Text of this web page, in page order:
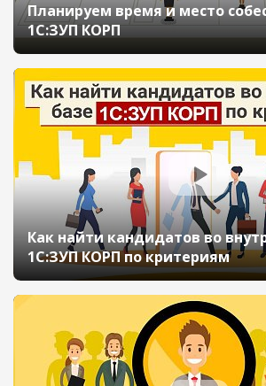
Планируем время и место
1С:ЗУП КОРП
Как найти кандидатов во
1С:ЗУП КОРП по критериям